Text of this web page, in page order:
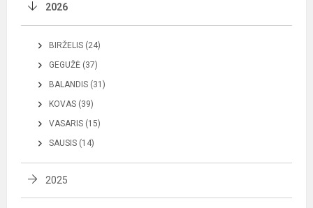
2026
BIRŽELIS (24)
GEGUŽĖ (37)
BALANDIS (31)
KOVAS (39)
VASARIS (15)
SAUSIS (14)
2025